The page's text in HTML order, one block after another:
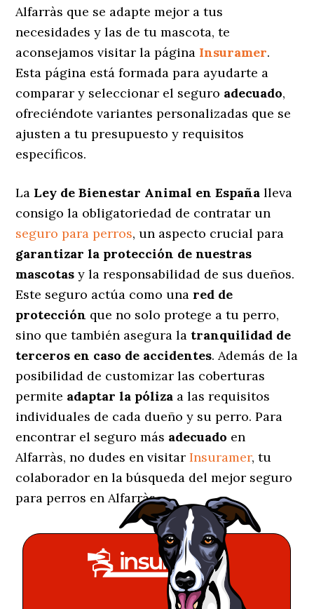
Alfarràs que se adapte mejor a tus
necesidades y las de tu mascota, te
aconsejamos visitar la página Insuramer.
Esta página está formada para ayudarte a
comparar y seleccionar el seguro adecuado,
ofreciéndote variantes personalizadas que se
ajusten a tu presupuesto y requisitos
específicos.
La Ley de Bienestar Animal en España lleva
consigo la obligatoriedad de contratar un
seguro para perros, un aspecto crucial para
garantizar la protección de nuestras
mascotas y la responsabilidad de sus dueños.
Este seguro actúa como una red de
protección que no solo protege a tu perro,
sino que también asegura la tranquilidad de
terceros en caso de accidentes. Además de la
posibilidad de customizar las coberturas
permite adaptar la póliza a las requisitos
individuales de cada dueño y su perro. Para
encontrar el seguro más adecuado en
Alfarràs, no dudes en visitarInsuramer, tu
colaborador en la búsqueda del mejor seguro
para perros en Alfarràs.